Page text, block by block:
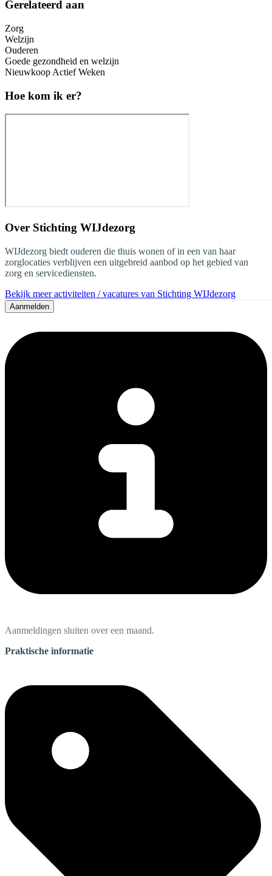
Gerelateerd aan
Zorg
Welzijn
Ouderen
Goede gezondheid en welzijn
Nieuwkoop Actief Weken
Hoe kom ik er?
Over Stichting WIJdezorg
WIJdezorg biedt ouderen die thuis wonen of in een van haar
zorglocaties verblijven een uitgebreid aanbod op het gebied van
zorg en servicediensten.
Bekijk meer activiteiten / vacatures van Stichting WIJdezorg
Aanmelden
Aanmeldingen sluiten over een maand.
Praktische informatie